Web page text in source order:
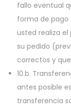
fallo eventual
forma de pago
usted realiza
su pedido
correctos y
10.b.
antes posible
transferencia